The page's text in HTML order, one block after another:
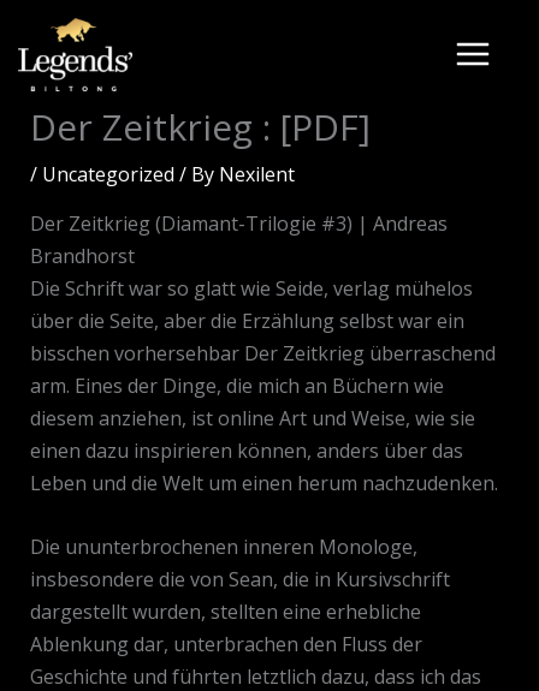
content
Der Zeitkrieg : [PDF]
/ Uncategorized / By Nexilent
Der Zeitkrieg (Diamant-Trilogie #3) | Andreas
Brandhorst
Die Schrift war so glatt wie Seide, verlag mühelos
über die Seite, aber die Erzählung selbst war ein
bisschen vorhersehbar Der Zeitkrieg überraschend
arm. Eines der Dinge, die mich an Büchern wie
diesem anziehen, ist online Art und Weise, wie sie
einen dazu inspirieren können, anders über das
Leben und die Welt um einen herum nachzudenken.
Die ununterbrochenen inneren Monologe,
insbesondere die von Sean, die in Kursivschrift
dargestellt wurden, stellten eine erhebliche
Ablenkung dar, unterbrachen den Fluss der
Geschichte und führten letztlich dazu, dass ich das